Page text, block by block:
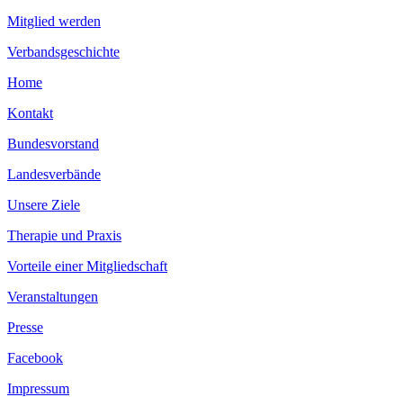
Mitglied werden
Verbandsgeschichte
Home
Kontakt
Bundesvorstand
Landesverbände
Unsere Ziele
Therapie und Praxis
Vorteile einer Mitgliedschaft
Veranstaltungen
Presse
Facebook
Impressum